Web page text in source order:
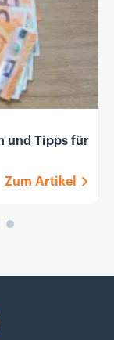
und Tipps für
Zum Artikel